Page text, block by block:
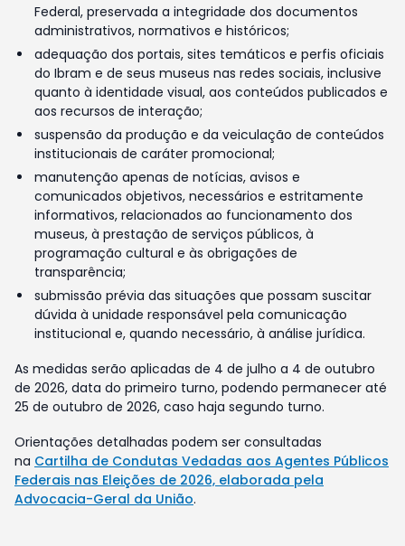
Federal, preservada a integridade dos documentos
administrativos, normativos e históricos;
adequação dos portais, sites temáticos e perfis oficiais
do Ibram e de seus museus nas redes sociais, inclusive
quanto à identidade visual, aos conteúdos publicados e
aos recursos de interação;
suspensão da produção e da veiculação de conteúdos
institucionais de caráter promocional;
manutenção apenas de notícias, avisos e
comunicados objetivos, necessários e estritamente
informativos, relacionados ao funcionamento dos
museus, à prestação de serviços públicos, à
programação cultural e às obrigações de
transparência;
submissão prévia das situações que possam suscitar
dúvida à unidade responsável pela comunicação
institucional e, quando necessário, à análise jurídica.
As medidas serão aplicadas de 4 de julho a 4 de outubro
de 2026, data do primeiro turno, podendo permanecer até
25 de outubro de 2026, caso haja segundo turno.
Orientações detalhadas podem ser consultadas
na Cartilha de Condutas Vedadas aos Agentes Públicos
Federais nas Eleições de 2026, elaborada pela
Advocacia-Geral da União.